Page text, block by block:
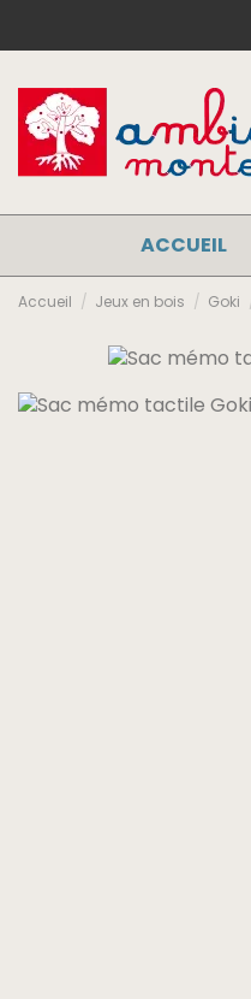
ACCUEIL
Accueil Jeux en bois Goki